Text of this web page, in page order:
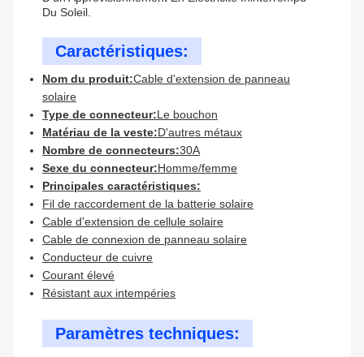
Du Soleil.
Caractéristiques:
Nom du produit:Cable d'extension de panneau
solaire
Type de connecteur:Le bouchon
Matériau de la veste:D'autres métaux
Nombre de connecteurs:30A
Sexe du connecteur:Homme/femme
Principales caractéristiques:
Fil de raccordement de la batterie solaire
Cable d'extension de cellule solaire
Cable de connexion de panneau solaire
Conducteur de cuivre
Courant élevé
Résistant aux intempéries
Paramètres techniques: